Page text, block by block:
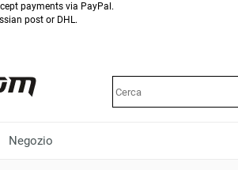
payments via PayPal.
post or DHL.
Negozio